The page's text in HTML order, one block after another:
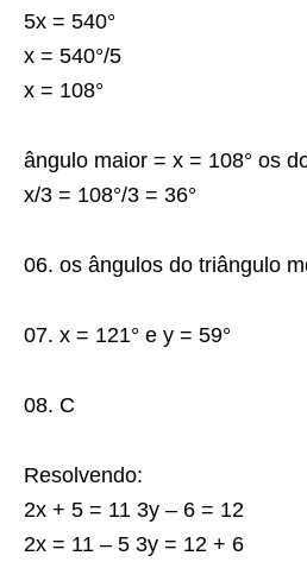
5x = 540°
x = 540°/5
x = 108°
ângulo maior = x = 108° os
x/3 = 108°/3 = 36°
06. os ângulos do triângulo
07. x = 121° e y = 59°
08. C
Resolvendo:
2x + 5 = 11 3y – 6 = 12
2x = 11 – 5 3y = 12 + 6